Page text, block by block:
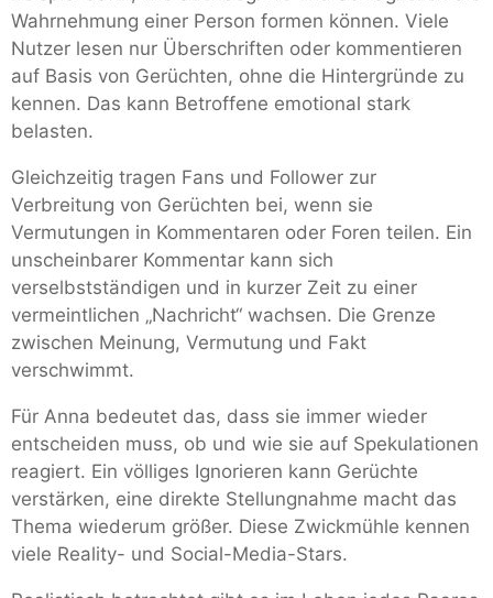
Wahrnehmung einer Person formen können. Viele
Nutzer lesen nur Überschriften oder kommentieren
auf Basis von Gerüchten, ohne die Hintergründe zu
kennen. Das kann Betroffene emotional stark
belasten.
Gleichzeitig tragen Fans und Follower zur
Verbreitung von Gerüchten bei, wenn sie
Vermutungen in Kommentaren oder Foren teilen. Ein
unscheinbarer Kommentar kann sich
verselbstständigen und in kurzer Zeit zu einer
vermeintlichen „Nachricht“ wachsen. Die Grenze
zwischen Meinung, Vermutung und Fakt
verschwimmt.
Für Anna bedeutet das, dass sie immer wieder
entscheiden muss, ob und wie sie auf Spekulationen
reagiert. Ein völliges Ignorieren kann Gerüchte
verstärken, eine direkte Stellungnahme macht das
Thema wiederum größer. Diese Zwickmühle kennen
viele Reality- und Social-Media-Stars.